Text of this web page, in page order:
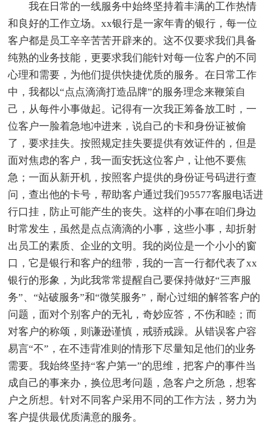
我在日常的一线服务中始终坚持着丰满的工作热情
和良好的工作立场。xx银行是一家年青的银行，每一位
客户都是员工辛辛苦苦开辟来的。这不仅要求我们具备
纯熟的业务技能，更要求我们能针对每一位客户的不同
心理和需要，为他们提供快捷优质的服务。在日常工作
中，我都以“点点滴滴打造品牌”的服务理念来鞭策自
己，从每件小事做起。记得有一次我正筹备放工时，一
位客户一脸着急地冲进来，说自己的卡和身份证被偷
了，要求挂失。按照规定挂失要提供有效证件的，但是
面对焦虑的客户，我一面安抚这位客户，让他不要焦
急；一面从新开机，按照客户提供的身份证号码进行查
问，查出他的卡号，帮助客户通过我们95577客服电话进
行口挂，防止可能产生的丧失。这样的小事在咱们身边
时常发生，虽然是点点滴滴的小事，这些小事，却折射
出员工的素质、企业的文明。我的岗位是一个小小的窗
口，它是银行和客户的纽带，我的一言一行都代表了xx
银行的形象，为此我常常提醒自己要保持做好“三声服
务”、“站破服务”和“微笑服务”，耐心过细的解答客户的
问题，面对个别客户的无礼，奇妙应答，不伤和睦；而
对客户的称颂，则谦逊谨慎，戒骄戒躁。从错误客户容
易言“不”，在不违背准则的情形下尽量知足他们的业务
需要。我始终坚持“客户第一”的思维，把客户的事件当
成自己的事来办，换位思考问题，急客户之所急，想客
户之所想。针对不同客户采用不同的工作方法，努力为
客户提供最优质满意的服务。